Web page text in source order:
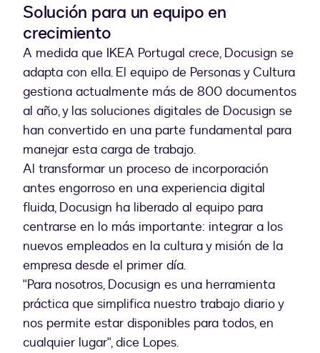
Solución para un equipo en
crecimiento
A medida que IKEA Portugal crece, Docusign se
adapta con ella. El equipo de Personas y Cultura
gestiona actualmente más de 800 documentos
al año, y las soluciones digitales de Docusign se
han convertido en una parte fundamental para
manejar esta carga de trabajo.
Al transformar un proceso de incorporación
antes engorroso en una experiencia digital
fluida, Docusign ha liberado al equipo para
centrarse en lo más importante: integrar a los
nuevos empleados en la cultura y misión de la
empresa desde el primer día.
"Para nosotros, Docusign es una herramienta
práctica que simplifica nuestro trabajo diario y
nos permite estar disponibles para todos, en
cualquier lugar", dice Lopes.